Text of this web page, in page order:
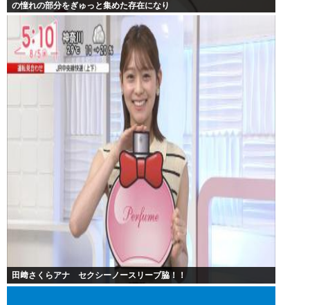
の憧れの部分をぎゅっと集めた存在になり
田﨑さくらアナ セクシーノースリーブ脇！！